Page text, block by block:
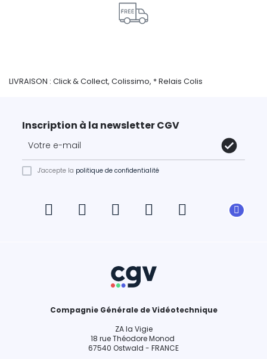
LIVRAISON : Click & Collect, Colissimo, * Relais Colis
Inscription à la newsletter CGV
J'accepte la politique de confidentialité
Compagnie Générale de Vidéotechnique
ZA la Vigie
18 rue Théodore Monod
67540 Ostwald - FRANCE